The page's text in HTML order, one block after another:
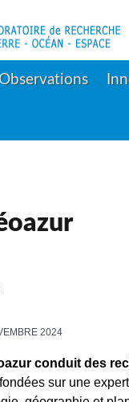
Observations
2024
conduit des
sur une